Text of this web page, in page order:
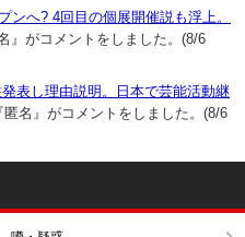
ンへ? 4回目の個展開催説も浮上。
』がコメントをしました。(8/6
表し理由説明。日本で芸能活動継
匿名』がコメントをしました。(8/6